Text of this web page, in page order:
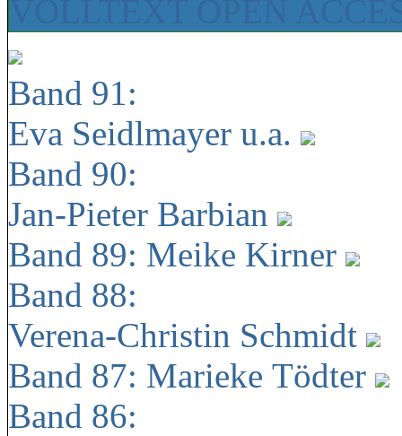
Band 91:
Eva Seidlmayer u.a.
Band 90:
Jan-Pieter Barbian
Band 89: Meike Kirner
Band 88:
Verena-Christin Schmidt
Band 87: Marieke Tödter
Band 86: